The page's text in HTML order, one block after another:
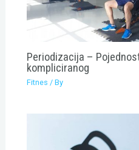
Periodizacija –
kompliciranog
Fitnes / By